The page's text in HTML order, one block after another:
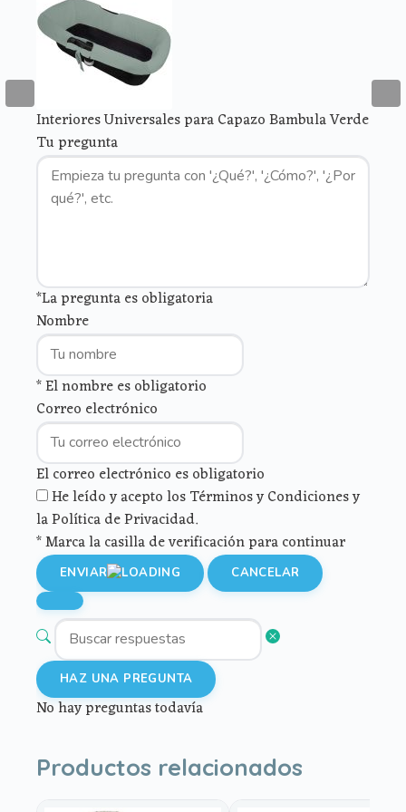
Interiores Universales para Capazo Bambula Verde
Tu pregunta
*La pregunta es obligatoria
Nombre
* El nombre es obligatorio
Correo electrónico
El correo electrónico es obligatorio
He leído y acepto los Términos y Condiciones y
la Política de Privacidad.
* Marca la casilla de verificación para continuar
ENVIAR CANCELAR
HAZ UNA PREGUNTA
No hay preguntas todavía
Productos relacionados